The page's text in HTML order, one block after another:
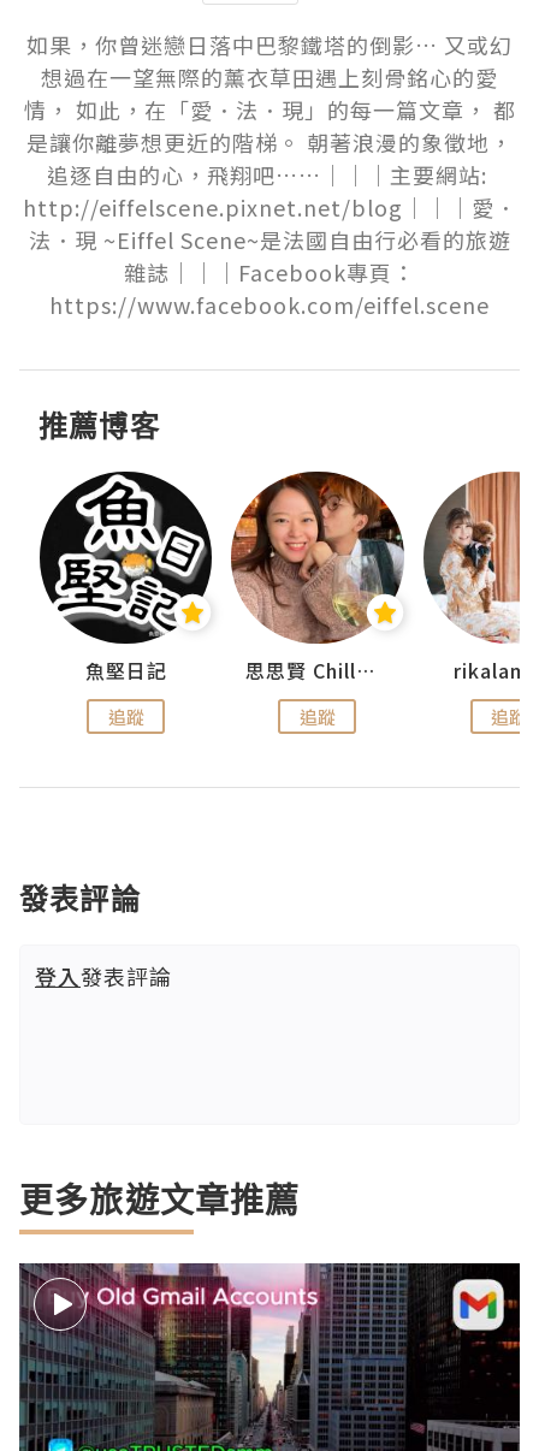
如果，你曾迷戀日落中巴黎鐵塔的倒影… 又或幻
想過在一望無際的薰衣草田遇上刻骨銘心的愛
情， 如此，在「愛．法．現」的每一篇文章， 都
是讓你離夢想更近的階梯。 朝著浪漫的象徵地，
追逐自由的心，飛翔吧……｜｜｜主要網站:
http://eiffelscene.pixnet.net/blog｜｜｜愛．
法．現 ~Eiffel Scene~是法國自由行必看的旅遊
雜誌｜｜｜Facebook專頁：
https://www.facebook.com/eiffel.scene
推薦博客
魚堅日記
追蹤
思思賢 ChillMyBabe
追蹤 追蹤
發表評論
登入發表評論
更多旅遊文章推薦